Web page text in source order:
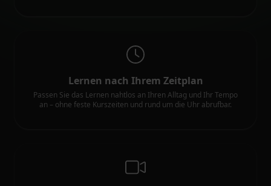
Lernen nach Ihrem Zeitplan
Passen Sie das Lernen nahtlos an Ihren Alltag und Ihr Tempo
an – ohne feste Kurszeiten und rund um die Uhr abrufbar.